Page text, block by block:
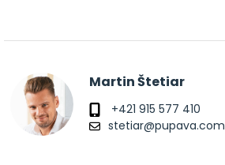
Martin Štetiar
+421 915 577 410
stetiar@pupava.com